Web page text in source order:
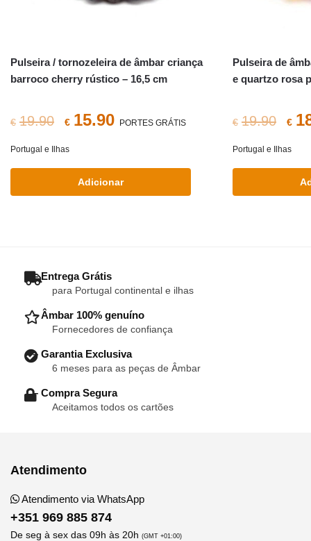
Pulseira / tornozeleira de âmbar criança
barroco cherry rústico – 16,5 cm
€ 19.90
O
preço
original
era:
€ 15.90O
atual
é:
PORTES GRÁTIS
Portugal e Ilhas
Adicionar
Pulseira de
e quartzo rosa
€ 19.90
O
€
Portugal e Ilhas
– Entrega Grátis
para Portugal continental e ilhas
– Âmbar 100% genuíno
Fornecedores de confiança
– Garantia Exclusiva
6 meses para as peças de Âmbar
– Compra Segura
Aceitamos todos os cartões
Atendimento
Atendimento via WhatsApp
+351 969 885 874
De seg à sex das 09h às 20h (GMT +01:00)